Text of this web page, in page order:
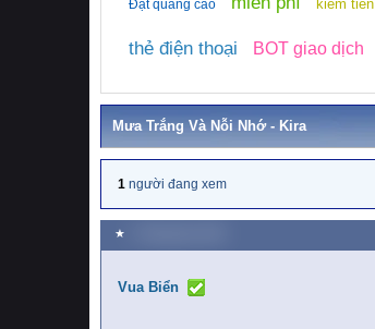
Đặt quảng cáo kiếm tiền
thẻ điện thoại BOT giao dịch
Mưa Trắng Và Nỗi Nhớ - Kira
1 người đang xem
★
Vua Biển